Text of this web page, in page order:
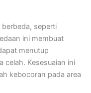
seperti
ini membuat
menutup
celah. Kesesuaian ini
kebocoran pada area